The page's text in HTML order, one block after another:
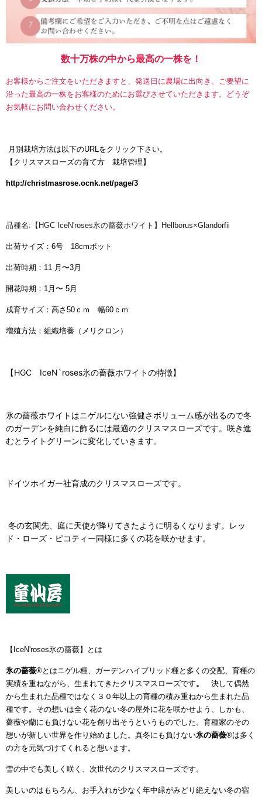
数十万株の中から最高の一株を！
お客様からご注文をいただきますと、発送日に農場に出向き、ご要望に
沿った最高の一株をお客様のためにお選びさせていただきます。どうぞ
お気軽にお問い合わせください。
月別栽培方法は以下のURLをクリック下さい。
【 クリスマスローズの育て方 栽培管理】
http://christmasrose.ocnk.net/page/3
品種名:【HGC IceN'roses氷の薔薇ホワイト】Hellborus×Glandorfii
出荷サイズ：6号 18cmポット
出荷時期：11 月〜3月
開花時期：1月〜 5月
成育サイズ：高さ50ｃｍ 幅60ｃｍ
増殖方法：組織培養（メリクロン）
【HGC IceN`roses氷の薔薇ホワイトの特徴】
氷の薔薇ホワイトはニゲルにない強健さボリューム感が出るので冬
のガーデンを純白に飾るには最適のクリスマスローズです。咲き進
むとライトグリーンに変化していきます。
ドイツホイガー社育成のクリスマスローズです。
冬の玄関先、庭に天使が降りてきたように明るくなります。レッ
ド・ローズ・ピコティー同様に多くの花を咲かせます。
【IceN'roses氷の薔薇】とは
氷の薔薇®とはニゲル種、ガーデンハイブリッド種と多くの交配、育種の
実績を重ねながら、生まれてきたクリスマスローズです。 決して偶然
から生まれた品種ではなく３０年以上の育種の積み重ねから生まれた品
種です。その想いは全く花のない冬の屋外に花を咲かせよう、しかも、
薔薇や蘭にも負けない花を創り出そうというものでした。育種家のその
想いが新しい世界を作り始めました。真冬にも負けない氷の薔薇®は多く
の方を元気づけてくれると想います。
雪の中でも美しく咲く、次世代のクリスマスローズです。
美しいのはもちろん、お手入れが少なく年中緑がみどり絶えない冬の宿